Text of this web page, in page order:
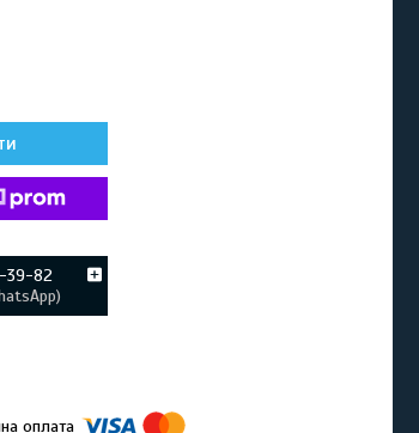
39-82